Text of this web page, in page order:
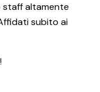
staff altamente
subito ai